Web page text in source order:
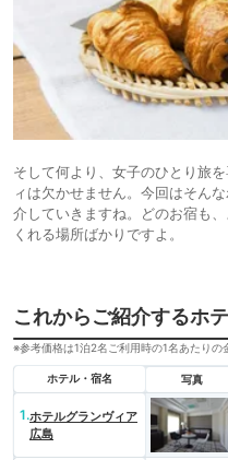
そして何より、女子のひとり旅
ィは欠かせません。今回はそん
介していきますね。どのお宿も
くれる場所ばかりですよ。
これからご紹介するホ
※参考価格は1泊2名ご利用時の1名あたりの
ホテル・宿名 写真
1.ホテルグランヴィア
広島